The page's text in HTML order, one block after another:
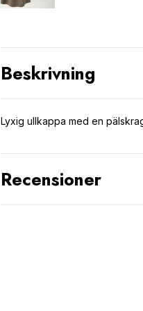
Beskrivning
Lyxig ullkappa med en
Recensioner